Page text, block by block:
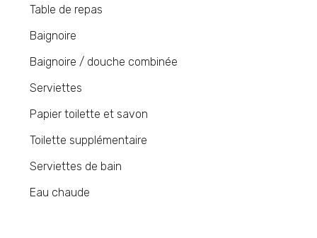
Table de repas
Baignoire
Baignoire / douche combinée
Serviettes
Papier toilette et savon
Toilette supplémentaire
Serviettes de bain
Eau chaude